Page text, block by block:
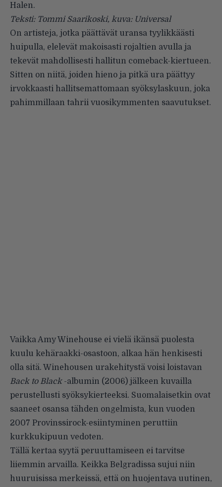
Halen.
Teksti: Tommi Saarikoski, kuva: Universal
On artisteja, jotka päättävät uransa tyylikkäästi
huipulla, elelevät makoisasti rojaltien avulla ja
tekevät mahdollisesti hallitun comeback-kiertueen.
Sitten on niitä, joiden hieno ja pitkä ura päättyy
irvokkaasti hallitsemattomaan syöksylaskuun, joka
pahimmillaan tahrii vuosikymmenten saavutukset.
Vaikka Amy Winehouse ei vielä ikänsä puolesta
kuulu kehäraakki-osastoon, alkaa hän henkisesti
olla sitä. Winehousen urakehitystä voisi loistavan
Back to Black -albumin (2006) jälkeen kuvailla
perustellusti syöksykierteeksi. Suomalaisetkin ovat
saaneet osansa tähden ongelmista, kun vuoden
2007 Provinssirock-esiintyminen peruttiin
kurkkukipuun vedoten.
Tällä kertaa syytä peruuttamiseen ei tarvitse
liiemmin arvailla. Keikka Belgradissa sujui niin
huuruisissa merkeissä, että on huojentava uutinen,